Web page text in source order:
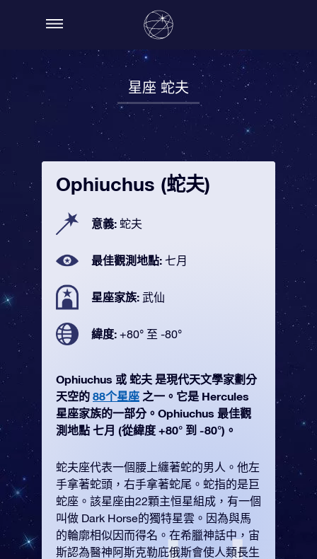
星座 蛇夫
Ophiuchus (蛇夫)
意義: 蛇夫
最佳觀測地點: 七月
星座家族: 武仙
緯度: +80° 至 -80°
Ophiuchus 或 蛇夫 是現代天文學家劃分
天空的 88个星座 之一。它是 Hercules
星座家族的一部分。Ophiuchus 最佳觀
測地點 七月 (從緯度 +80° 到 -80°)。
蛇夫座代表一個腰上纏著蛇的男人。他左
手拿著蛇頭，右手拿著蛇尾。蛇指的是巨
蛇座。該星座由22顆主恒星組成，有一個
叫做 Dark Horse的獨特星雲。因為與馬
的輪廓相似因而得名。在希臘神話中，宙
斯認為醫神阿斯克勒庇俄斯會使人類長生